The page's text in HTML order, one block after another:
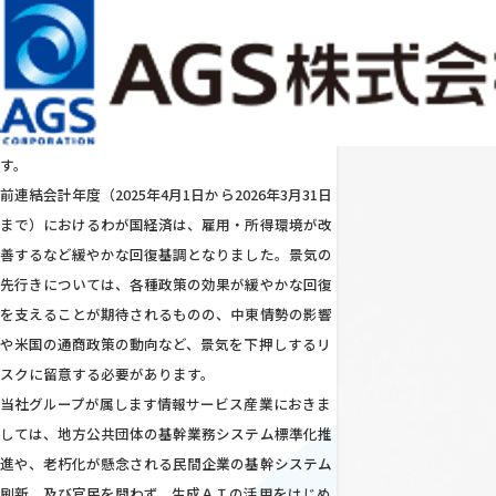
メインコンテンツまでスキップ
お問い合わせ
サービス・ソリューション
IR情報
トップメッセージ
お客さまとともに未来を創造し
ITで夢のある社会づくりに
貢献します
平素は格別のご高配を賜り、厚く御礼申し上げま
す。
前連結会計年度（2025年4月1日から2026年3月31日
まで）におけるわが国経済は、雇用・所得環境が改
善するなど緩やかな回復基調となりました。景気の
先行きについては、各種政策の効果が緩やかな回復
を支えることが期待されるものの、中東情勢の影響
や米国の通商政策の動向など、景気を下押しするリ
スクに留意する必要があります。
当社グループが属します情報サービス産業におきま
しては、地方公共団体の基幹業務システム標準化推
進や、老朽化が懸念される民間企業の基幹システム